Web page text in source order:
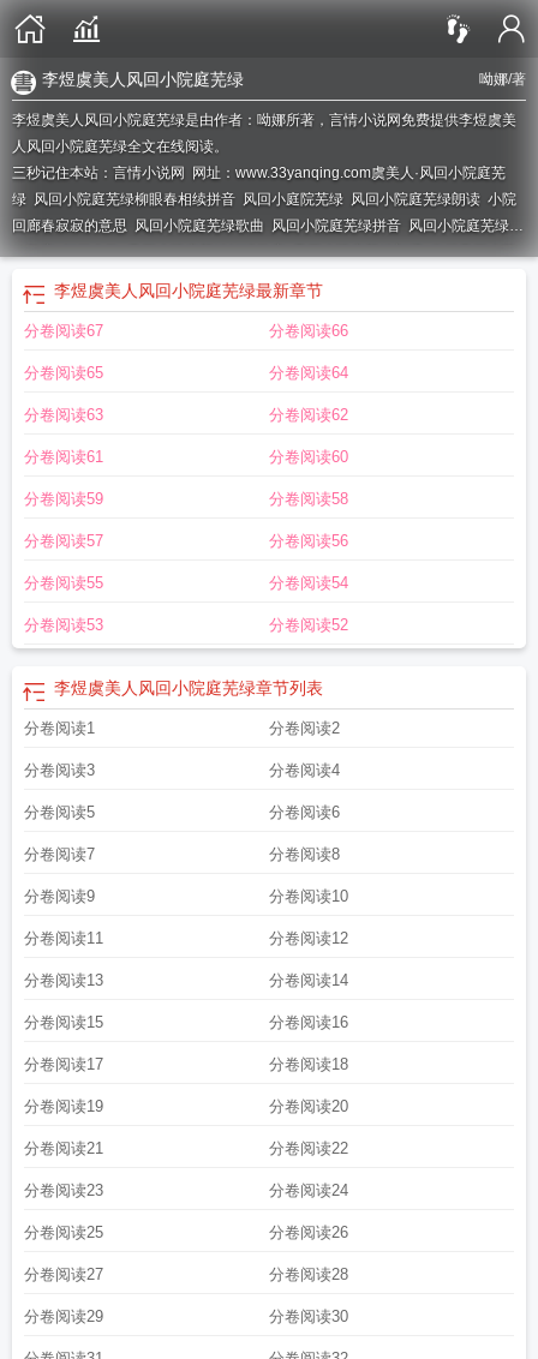
呦娜/著
李煜虞美人风回小院庭芜绿
李煜虞美人风回小院庭芜绿是由作者：呦娜所著，言情小说网免费提供李煜虞美
人风回小院庭芜绿全文在线阅读。
三秒记住本站：言情小说网 网址：www.33yanqing.com虞美人·风回小院庭芜
绿 风回小院庭芜绿柳眼春相续拼音 风回小庭院芜绿 风回小院庭芜绿朗读 小院
回廊春寂寂的意思 风回小院庭芜绿歌曲 风回小院庭芜绿拼音 风回小院庭芜绿打
一数字打三个数风回小院庭芜绿解读数字风回小院庭芜绿朗诵李煜风回小院
庭芜绿风回小院庭芜绿打三个数字 李煜虞美人·风回小院庭芜绿
绿寓意
院庭芜绿 五代 · 李煜
风回小院庭芜绿柳眼春相续的意思
思风回小院庭芜绿柳眼春相续翻译 虞美人·风回小院庭芜绿李煜
绿柳眼春相风回小院庭芜绿是什么意思柳眼春相续猜一动物
什么意思
李煜虞美人风回小院庭芜绿最新章节
分卷阅读67 分卷阅读66
分卷阅读65 分卷阅读64
分卷阅读63 分卷阅读62
分卷阅读61 分卷阅读60
分卷阅读59 分卷阅读58
分卷阅读57 分卷阅读56
分卷阅读55 分卷阅读54
分卷阅读53 分卷阅读52
李煜虞美人风回小院庭芜绿章节列表
分卷阅读1 分卷阅读2
分卷阅读3 分卷阅读4
分卷阅读5 分卷阅读6
分卷阅读7 分卷阅读8
分卷阅读9 分卷阅读10
分卷阅读11 分卷阅读12
分卷阅读13 分卷阅读14
分卷阅读15 分卷阅读16
分卷阅读17 分卷阅读18
分卷阅读19 分卷阅读20
分卷阅读21 分卷阅读22
分卷阅读23 分卷阅读24
分卷阅读25 分卷阅读26
分卷阅读27 分卷阅读28
分卷阅读29 分卷阅读30